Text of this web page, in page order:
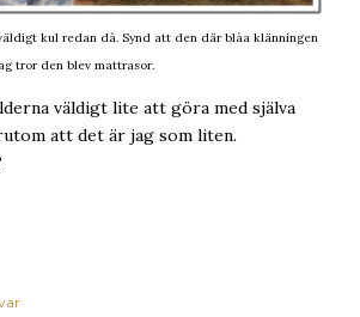
kul redan då. Synd att den där blåa klänningen
tror den blev mattrasor.
väldigt lite att göra med själva
att det är jag som liten.